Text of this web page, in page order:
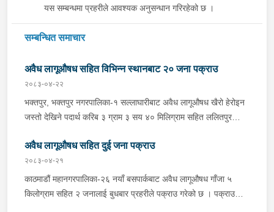
यस सम्बन्धमा प्रहरीले आवश्यक अनुसन्धान गरिरहेको छ ।
सम्बन्धित समाचार
अवैध लागूऔषध सहित विभिन्न स्थानबाट २० जना पक्राउ
२०८३-०४-२२
भक्तपुर, भक्तपुर नगरपालिका-१ सल्लाघारीबाट अवैध लागूऔषध खैरो हेरोइन
जस्तो देखिने पदार्थ करिब ३ ग्राम ३ सय ४० मिलिग्राम सहित ललितपुर
प्रहरीले पक्राउ गरेको छ । प्रहरी वृत्त जगातीबाट खटिएको प्रहरीले
बा.प्र.०२-०४५ प ३७८८ नम्बरको मोटरसाइकलमा सवार उनलाई उक्त पदार्थ
सहित पक्राउ गरेको हो । यसैगरी भक्तपुर, मध्यपुर थिमी नगरपालिका-१
लोकन्थलीबाट अवैध लागूऔषध खैरो हेरोइन जस्तो देखिने पदार्थ करिब ४ ग्राम
अवैध लागूऔषध सहित दुई जना पक्राउ
२०८३-०४-२१
काठमाडौं महानगरपालिका-२६ नयाँ बसपार्कबाट अवैध लागूऔषध गाँजा ५
किलोग्राम सहित २ जनालाई बुधबार प्रहरीले पक्राउ गरेको छ । पक्राउ